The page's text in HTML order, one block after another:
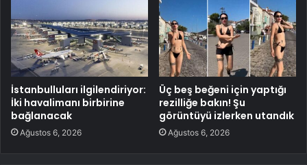
İstanbulluları ilgilendiriyor:
İki havalimanı birbirine
bağlanacak
Ağustos 6, 2026
Üç beş beğeni için yaptığı
rezilliğe bakın! Şu
görüntüyü izlerken utandık
Ağustos 6, 2026